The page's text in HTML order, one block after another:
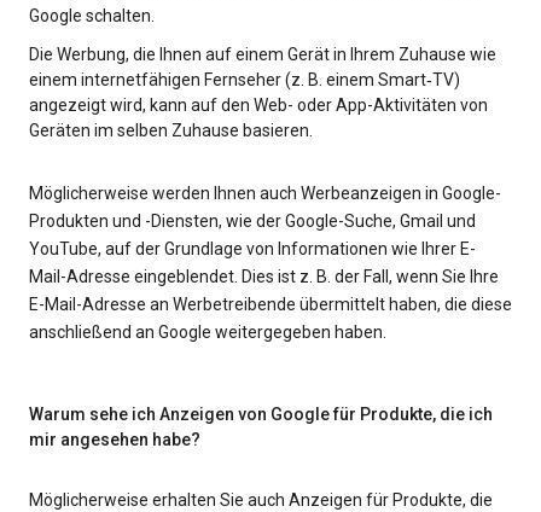
Google schalten.
Die Werbung, die Ihnen auf einem Gerät in Ihrem Zuhause wie
einem internetfähigen Fernseher (z. B. einem Smart‑TV)
angezeigt wird, kann auf den Web- oder App-Aktivitäten von
Geräten im selben Zuhause basieren.
Möglicherweise werden Ihnen auch Werbeanzeigen in Google-
Produkten und -Diensten, wie der Google-Suche, Gmail und
YouTube, auf der Grundlage von Informationen wie Ihrer E-
Mail-Adresse eingeblendet. Dies ist z. B. der Fall, wenn Sie Ihre
E-Mail-Adresse an Werbetreibende übermittelt haben, die diese
anschließend an Google weitergegeben haben.
Warum sehe ich Anzeigen von Google für Produkte, die ich
mir angesehen habe?
Möglicherweise erhalten Sie auch Anzeigen für Produkte, die